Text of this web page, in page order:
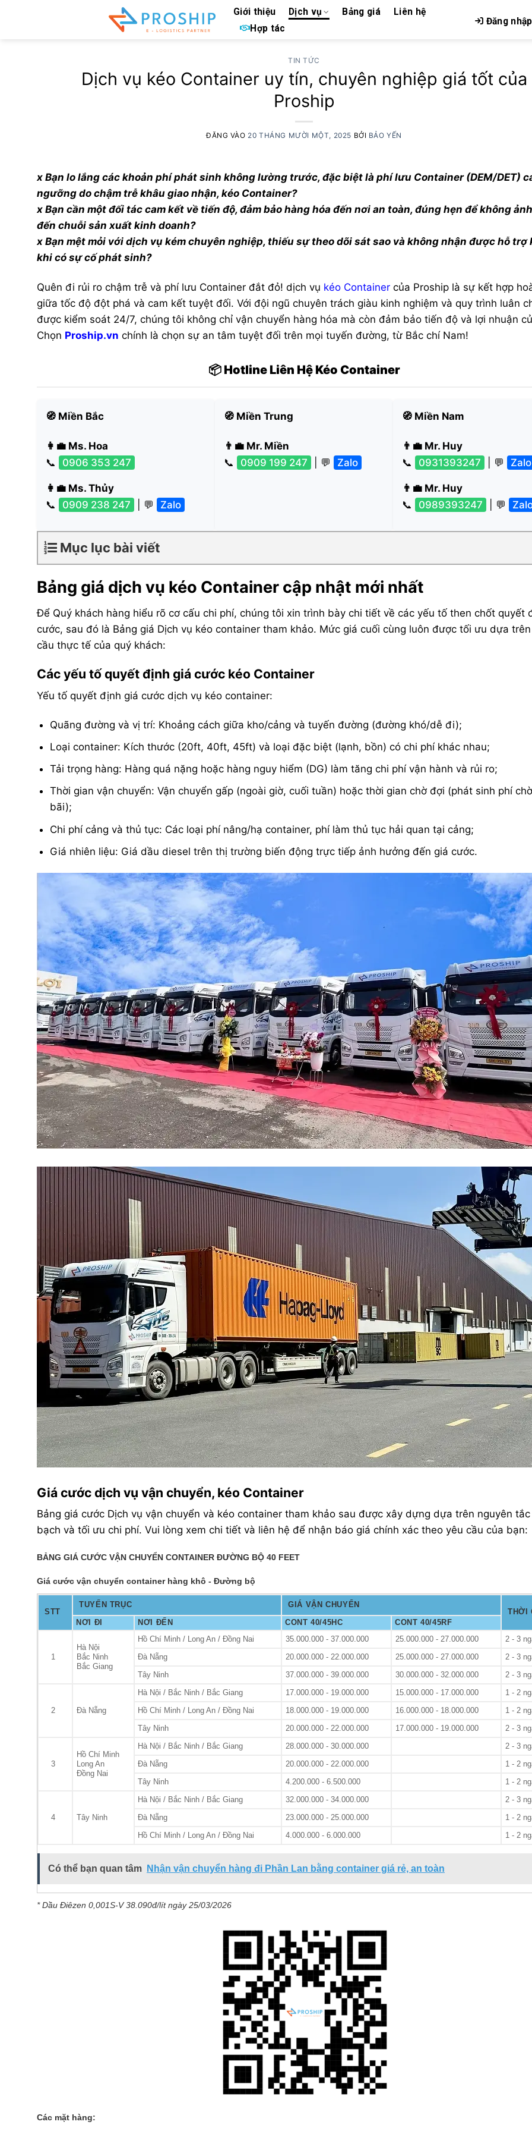
Giới thiệu Dịch vụ Bảng giá
Liên hệ
Hợp tác
Đăng nhập
TIN TỨC
Dịch vụ kéo Container uy tín, chuyên nghiệp giá tốt của
Proship
ĐĂNG VÀO 20 THÁNG MƯỜI MỘT, 2025 BỞI BẢO YẾN
x Bạn lo lắng các khoản phí phát sinh không lường trước, đặc biệt là phí lưu Container (DEM/DET)
ngưỡng do chậm trễ khâu giao nhận, kéo Container?
x Bạn cần một đối tác cam kết về tiến độ, đảm bảo hàng hóa đến nơi an toàn, đúng hẹn để không
đến chuỗi sản xuất kinh doanh?
x Bạn mệt mỏi với dịch vụ kém chuyên nghiệp, thiếu sự theo dõi sát sao và không nhận được hỗ trợ
khi có sự cố phát sinh?
Quên đi rủi ro chậm trễ và phí lưu Container đắt đỏ! dịch vụ kéo Container của Proship là sự kết hợp
giữa tốc độ đột phá và cam kết tuyệt đối. Với đội ngũ chuyên trách giàu kinh nghiệm và quy trình luân
được kiểm soát 24/7, chúng tôi không chỉ vận chuyển hàng hóa mà còn đảm bảo tiến độ và lợi nhuận
Chọn Proship.vn chính là chọn sự an tâm tuyệt đối trên mọi tuyến đường, từ Bắc chí Nam!
📦 Hotline Liên Hệ Kéo Container
🧭 Miền Bắc
👩‍💼 Ms. Hoa
📞
0906 353 247
👩‍💼 Ms. Thủy
📞
0909 238 247 | 💬 Zalo
🧭 Miền Trung
👨‍💼 Mr. Miền
📞
0909 199 247 | 💬 Zalo
🧭 Miền Nam
👨‍💼 Mr. Huy
📞
0931393247 | 💬 Zalo
👨‍💼 Mr. Huy
📞
0989393247 | 💬
Mục lục bài viết
Bảng giá dịch vụ kéo Container cập nhật mới nhất
Để Quý khách hàng hiểu rõ cơ cấu chi phí, chúng tôi xin trình bày chi tiết về các yếu tố then chốt quyết
cước, sau đó là Bảng giá Dịch vụ kéo container tham khảo. Mức giá cuối cùng luôn được tối ưu dựa
cầu thực tế của quý khách:
Các yếu tố quyết định giá cước kéo Container
Yếu tố quyết định giá cước dịch vụ kéo container:
Quãng đường và vị trí: Khoảng cách giữa kho/cảng và tuyến đường (đường khó/dễ đi);
Loại container: Kích thước (20ft, 40ft, 45ft) và loại đặc biệt (lạnh, bồn) có chi phí khác nhau;
Tải trọng hàng: Hàng quá nặng hoặc hàng nguy hiểm (DG) làm tăng chi phí vận hành và rủi ro;
Thời gian vận chuyển: Vận chuyển gấp (ngoài giờ, cuối tuần) hoặc thời gian chờ đợi (phát sinh phí
bãi);
Chi phí cảng và thủ tục: Các loại phí nâng/hạ container, phí làm thủ tục hải quan tại cảng;
Giá nhiên liệu: Giá dầu diesel trên thị trường biến động trực tiếp ảnh hưởng đến giá cước.
Giá cước dịch vụ vận chuyển, kéo Container
Bảng giá cước Dịch vụ vận chuyển và kéo container tham khảo sau được xây dựng dựa trên nguyên
bạch và tối ưu chi phí. Vui lòng xem chi tiết và liên hệ để nhận báo giá chính xác theo yêu cầu của bạn:
BẢNG GIÁ CƯỚC VẬN CHUYỂN CONTAINER ĐƯỜNG BỘ 40 FEET
Giá cước vận chuyển container hàng khô - Đường bộ
STT
TUYẾN TRỤC
GIÁ VẬN CHUYỂN
THỜI
NƠI ĐI
NƠI ĐẾN CONT 40/45HC CONT 40/45RF
1
Hà Nội
Bắc Ninh
Bắc Giang
Hồ Chí Minh / Long An / Đồng Nai 35.000.000 - 37.000.000 25.000.000 - 27.000.000 2 - 3
Đà Nẵng 20.000.000 - 22.000.000 25.000.000 - 27.000.000 2 - 3
Tây Ninh 37.000.000 - 39.000.000 30.000.000 - 32.000.000 2 - 3
2 Đà Nẵng
Hà Nội / Bắc Ninh / Bắc Giang 17.000.000 - 19.000.000 15.000.000 - 17.000.000 1 - 2
Hồ Chí Minh / Long An / Đồng Nai 18.000.000 - 19.000.000 16.000.000 - 18.000.000 1 - 2
Tây Ninh 20.000.000 - 22.000.000 17.000.000 - 19.000.000 2 - 3
3
Hồ Chí Minh
Long An
Đồng Nai
Hà Nội / Bắc Ninh / Bắc Giang 28.000.000 - 30.000.000 2 - 3
Đà Nẵng 20.000.000 - 22.000.000 1 - 2
Tây Ninh 4.200.000 - 6.500.000 1 - 2
4 Tây Ninh
Hà Nội / Bắc Ninh / Bắc Giang 32.000.000 - 34.000.000 2 - 3
Đà Nẵng 23.000.000 - 25.000.000 1 - 2
Hồ Chí Minh / Long An / Đồng Nai 4.000.000 - 6.000.000 1 - 2
Có thể bạn quan tâm Nhận vận chuyển hàng đi Phần Lan bằng container giá rẻ, an toàn
* Dầu Điêzen 0,001S-V 38.090đ/lít ngày 25/03/2026
Các mặt hàng: